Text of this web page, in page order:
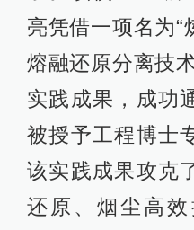
亮凭借一项名为“
熔融还原分离技
实践成果，成功
被授予工程博士
该实践成果攻克
还原、烟尘高